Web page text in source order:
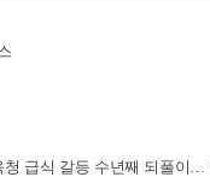
청 급식 갈등 수년째 되풀이